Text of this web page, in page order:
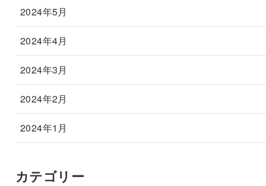
2024年5月
2024年4月
2024年3月
2024年2月
2024年1月
カテゴリー